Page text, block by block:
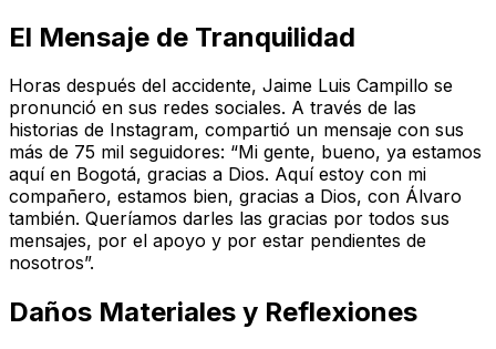
El Mensaje de Tranquilidad
Horas después del accidente, Jaime Luis Campillo se
pronunció en sus redes sociales. A través de las
historias de Instagram, compartió un mensaje con sus
más de 75 mil seguidores: “Mi gente, bueno, ya estamos
aquí en Bogotá, gracias a Dios. Aquí estoy con mi
compañero, estamos bien, gracias a Dios, con Álvaro
también. Queríamos darles las gracias por todos sus
mensajes, por el apoyo y por estar pendientes de
nosotros”.
Daños Materiales y Reflexiones